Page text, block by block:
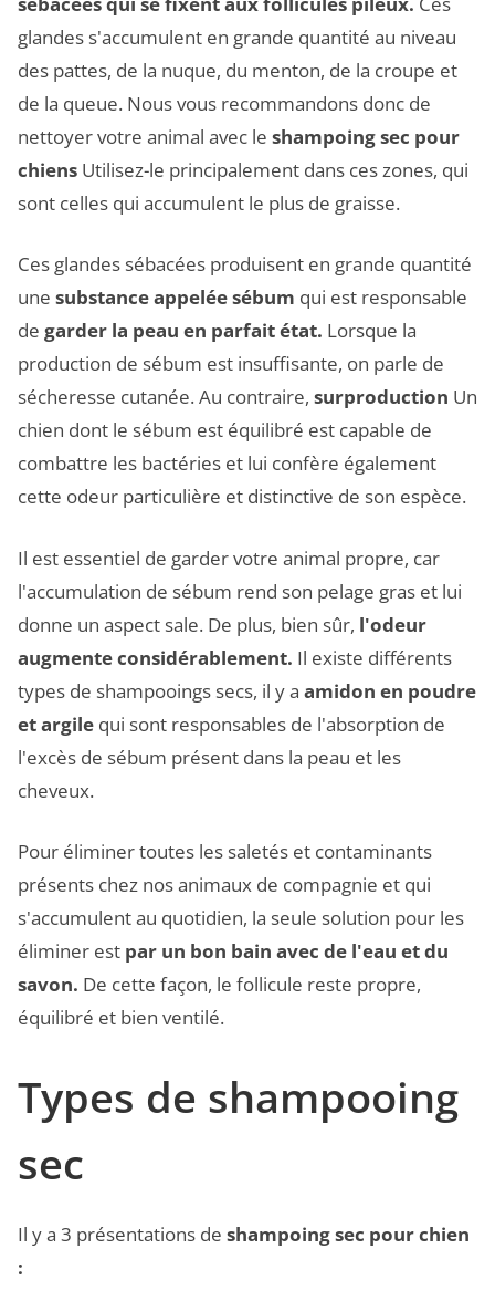
glandes s'accumulent en grande quantité au niveau
des pattes, de la nuque, du menton, de la croupe et
de la queue. Nous vous recommandons donc de
nettoyer votre animal avec le shampoing sec pour
chiens Utilisez-le principalement dans ces zones, qui
sont celles qui accumulent le plus de graisse.
Ces glandes sébacées produisent en grande quantité
une substance appelée sébum qui est responsable
de garder la peau en parfait état. Lorsque la
production de sébum est insuffisante, on parle de
sécheresse cutanée. Au contraire, surproduction Un
chien dont le sébum est équilibré est capable de
combattre les bactéries et lui confère également
cette odeur particulière et distinctive de son espèce.
Il est essentiel de garder votre animal propre, car
l'accumulation de sébum rend son pelage gras et lui
donne un aspect sale. De plus, bien sûr, l'odeur
augmente considérablement. Il existe différents
types de shampooings secs, il y a amidon en poudre
et argile qui sont responsables de l'absorption de
l'excès de sébum présent dans la peau et les
cheveux.
Pour éliminer toutes les saletés et contaminants
présents chez nos animaux de compagnie et qui
s'accumulent au quotidien, la seule solution pour les
éliminer est par un bon bain avec de l'eau et du
savon. De cette façon, le follicule reste propre,
équilibré et bien ventilé.
Types de shampooing
sec
Il y a 3 présentations de shampoing sec pour chien
: